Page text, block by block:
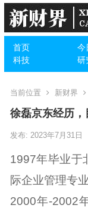
首页 今
科技
研
当前位置 新财界
徐磊京东经历，
发布: 2023年7月31日
1997年毕业于
际企业管理专
2000年-2002